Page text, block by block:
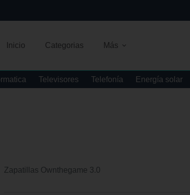
Inicio Categorias Más
Televisores Telefonía Energía solar
Zapatillas Ownthegame 3.0